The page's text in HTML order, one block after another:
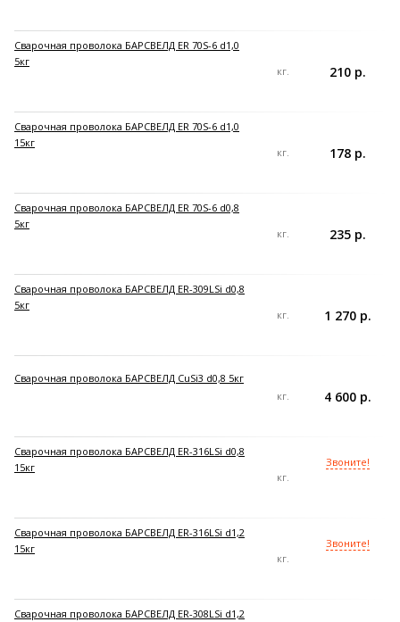
Сварочная проволока БАРСВЕЛД ER 70S-6 d1,0
5кг
кг. 210 р.
Сварочная проволока БАРСВЕЛД ER 70S-6 d1,0
15кг
кг. 178 р.
Сварочная проволока БАРСВЕЛД ER 70S-6 d0,8
5кг
кг. 235 р.
Сварочная проволока БАРСВЕЛД ER-309LSi d0,8
5кг
кг. 1 270 р.
Сварочная проволока БАРСВЕЛД CuSi3 d0,8 5кг
кг.
4 600 р.
Сварочная проволока БАРСВЕЛД ER-316LSi d0,8
15кг
кг.
Звоните!
Сварочная проволока БАРСВЕЛД ER-316LSi d1,2
15кг
кг.
Звоните!
Сварочная проволока БАРСВЕЛД ER-308LSi d1,2